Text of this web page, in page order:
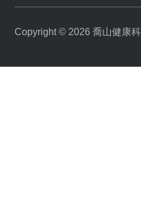
Copyright © 2026 喬山健康